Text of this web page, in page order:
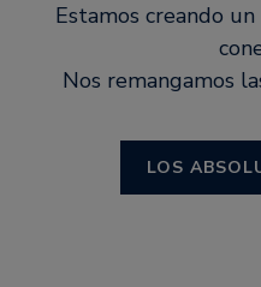
Estamos creando
Nos remangamos
LOS